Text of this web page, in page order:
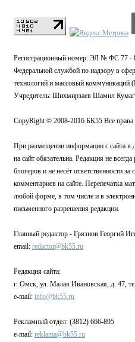
Регистрационный номер: ЭЛ № ФС 77 -
Федеральной службой по надзору в
технологий и массовый коммуникаций
Учредитель: Шихмирзаев Шамил
CopyRight © 2008-2016 БК55 Все
При размещении информации с сайта в
на сайт обязательна. Редакция не
блогеров и не несёт ответственности за
комментариев на сайте. Перепечатка
любой форме, в том числе и в
письменного разрешения редакции.
Главный редактор - Грязнов Георгий
email: redactor@bk55.ru
Редакция сайта:
г. Омск, ул. Малая Ивановская, д. 47,
e-mail: info@bk55.ru
Рекламный отдел: (3812) 666-895
e-mail: reklama@bk55.ru